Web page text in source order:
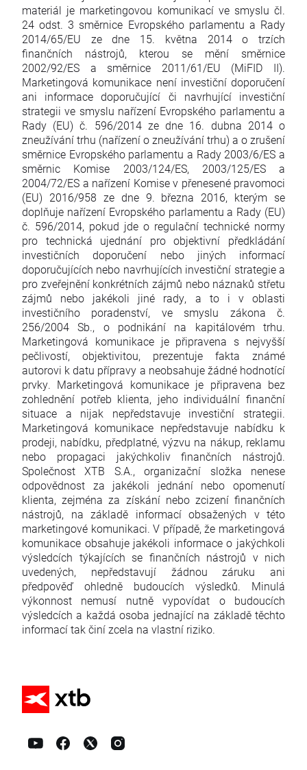
materiál je marketingovou komunikací ve smyslu čl.
24 odst. 3 směrnice Evropského parlamentu a Rady
2014/65/EU ze dne 15. května 2014 o trzích
finančních nástrojů, kterou se mění směrnice
2002/92/ES a směrnice 2011/61/EU (MiFID II).
Marketingová komunikace není investiční doporučení
ani informace doporučující či navrhující investiční
strategii ve smyslu nařízení Evropského parlamentu a
Rady (EU) č. 596/2014 ze dne 16. dubna 2014 o
zneužívání trhu (nařízení o zneužívání trhu) a o zrušení
směrnice Evropského parlamentu a Rady 2003/6/ES a
směrnic Komise 2003/124/ES, 2003/125/ES a
2004/72/ES a nařízení Komise v přenesené pravomoci
(EU) 2016/958 ze dne 9. března 2016, kterým se
doplňuje nařízení Evropského parlamentu a Rady (EU)
č. 596/2014, pokud jde o regulační technické normy
pro technická ujednání pro objektivní předkládání
investičních doporučení nebo jiných informací
doporučujících nebo navrhujících investiční strategie a
pro zveřejnění konkrétních zájmů nebo náznaků střetu
zájmů nebo jakékoli jiné rady, a to i v oblasti
investičního poradenství, ve smyslu zákona č.
256/2004 Sb., o podnikání na kapitálovém trhu.
Marketingová komunikace je připravena s nejvyšší
pečlivostí, objektivitou, prezentuje fakta známé
autorovi k datu přípravy a neobsahuje žádné hodnotící
prvky. Marketingová komunikace je připravena bez
zohlednění potřeb klienta, jeho individuální finanční
situace a nijak nepředstavuje investiční strategii.
Marketingová komunikace nepředstavuje nabídku k
prodeji, nabídku, předplatné, výzvu na nákup, reklamu
nebo propagaci jakýchkoliv finančních nástrojů.
Společnost XTB S.A., organizační složka nenese
odpovědnost za jakékoli jednání nebo opomenutí
klienta, zejména za získání nebo zcizení finančních
nástrojů, na základě informací obsažených v této
marketingové komunikaci. V případě, že marketingová
komunikace obsahuje jakékoli informace o jakýchkoli
výsledcích týkajících se finančních nástrojů v nich
uvedených, nepředstavují žádnou záruku ani
předpověď ohledně budoucích výsledků. Minulá
výkonnost nemusí nutně vypovídat o budoucích
výsledcích a každá osoba jednající na základě těchto
informací tak činí zcela na vlastní riziko.